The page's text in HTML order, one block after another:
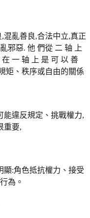
混亂善良,合法中立,真正
邪惡. 他 們從 二 轴 上
一 轴 上 是 可 以 善
矩、秩序或自由的關係
能違反規定、挑戰權力,
重要,
顯:角色抵抗權力、接受
為。